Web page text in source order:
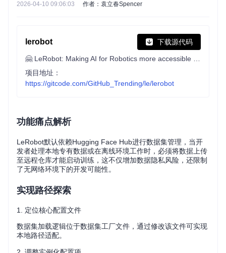
2026-04-10 09:06:03 作者：袁立春Spencer
lerobot 下载源代码
项目地址：
https://gitcode.com/GitHub_Trending/le/lerobot
功能痛点解析
LeRobot默认依赖Hugging Face Hub进行数据集管理，当开
发者处理本地专有数据或在离线环境工作时，必须将数据上传
至远程仓库才能启动训练，这不仅增加数据隐私风险，还限制
了无网络环境下的开发可能性。
实现路径探索
1. 定位核心配置文件
数据集加载逻辑位于数据集工厂文件，通过修改该文件可实现
本地路径适配。